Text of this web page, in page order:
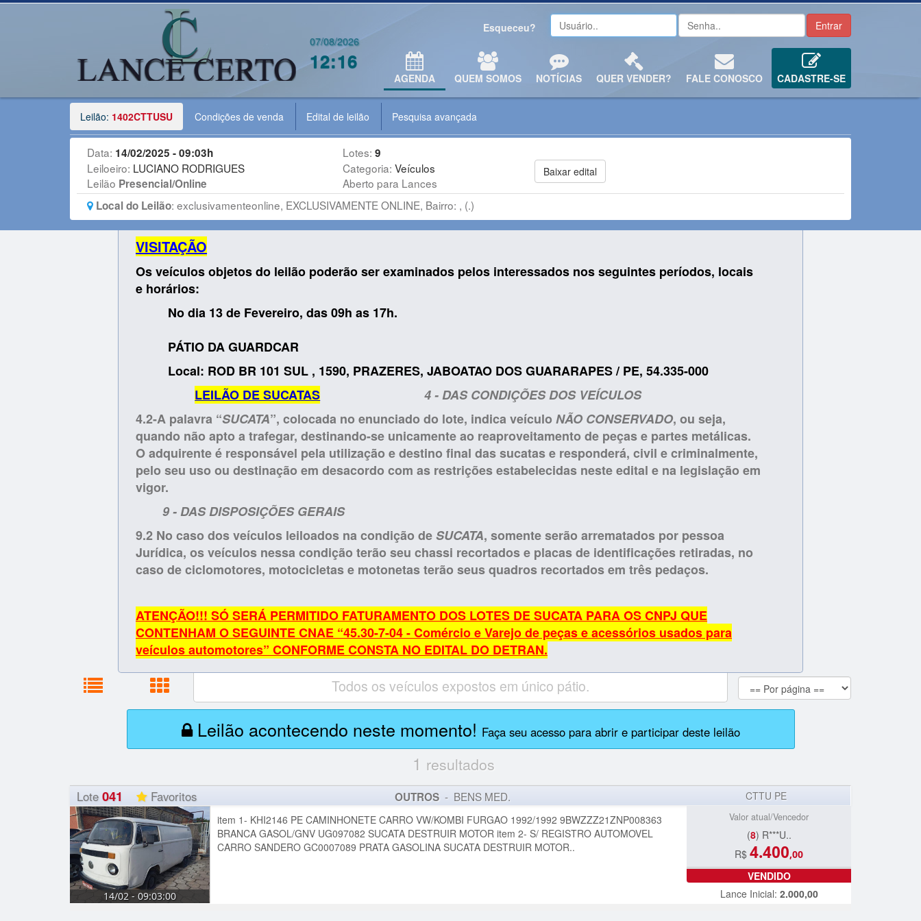
07/08/2026
12:16
Esqueceu?
AGENDA QUEM SOMOS NOTÍCIAS QUER VENDER? FALE CONOSCO CADASTRE-SE
Leilão: 1402CTTUSU Condições de venda Edital de leilão Pesquisa avançada
Data: 14/02/2025 - 09:03h
Leiloeiro: LUCIANO RODRIGUES
Leilão Presencial/Online
Lotes:9
Categoria:Veículos
Aberto para Lances
Baixar edital
Local do Leilão: exclusivamenteonline, EXCLUSIVAMENTE ONLINE, Bairro: , (.)
VISITAÇÃO
Os veículos objetos do leilão poderão ser examinados pelos interessados nos seguintes períodos, locais
e horários:
No dia 13 de Fevereiro, das 09h as 17h.
PÁTIO DA GUARDCAR
Local: ROD BR 101 SUL , 1590, PRAZERES, JABOATAO DOS GUARARAPES / PE, 54.335-000
LEILÃO DE SUCATAS
4 - DAS CONDIÇÕES DOS VEÍCULOS
4.2-A palavra “SUCATA”, colocada no enunciado do lote, indica veículo NÃO CONSERVADO, ou seja,
quando não apto a trafegar, destinando-se unicamente ao reaproveitamento de peças e partes metálicas.
O adquirente é responsável pela utilização e destino final das sucatas e responderá, civil e criminalmente,
pelo seu uso ou destinação em desacordo com as restrições estabelecidas neste edital e na legislação em
vigor.
9 - DAS DISPOSIÇÕES GERAIS
9.2 No caso dos veículos leiloados na condição deSUCATA, somente serão arrematados por pessoa
Jurídica, os veículos nessa condição terão seu chassi recortados e placas de identificações retiradas, no
caso de ciclomotores, motocicletas e motonetas terão seus quadros recortados em três pedaços.
ATENÇÃO!!! SÓ SERÁ PERMITIDO FATURAMENTO DOS LOTES DE SUCATA PARA OS CNPJ QUE
CONTENHAM O SEGUINTE CNAE “45.30-7-04 - Comércio e Varejo de peças e acessórios usados para
veículos automotores” CONFORME CONSTA NO EDITAL DO DETRAN.
Todos os veículos expostos em único pátio.
Leilão acontecendo neste momento! Faça seu acesso para abrir e participar deste leilão
1 resultados
Lote 041 Favoritos OUTROS- BENS MED. CTTU PE
14/02 - 09:03:00
item 1- KHI2146 PE CAMINHONETE CARRO VW/KOMBI FURGAO 1992/1992 9BWZZZ21ZNP008363
BRANCA GASOL/GNV UG097082 SUCATA DESTRUIR MOTOR item 2- S/ REGISTRO AUTOMOVEL
CARRO SANDERO GC0007089 PRATA GASOLINA SUCATA DESTRUIR MOTOR..
Valor atual/Vencedor
(8) R***U..
R$4.400,00
VENDIDO
Lance Inicial: 2.000,00